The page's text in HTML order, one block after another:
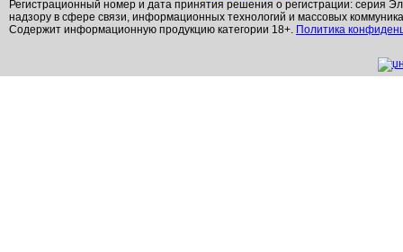
Регистрационный номер и дата принятия решения о регистрации: серия
надзору в сфере связи, информационных технологий и массовых
Содержит информационную продукцию категории 18+. Политика